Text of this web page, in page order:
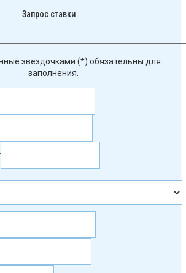
Запрос ставки
звездочками (*) обязательны для
заполнения.